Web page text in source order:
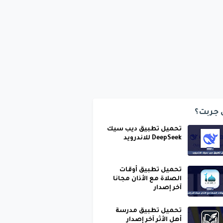
جربت؟
تحميل تطبيق ديب سيك
DeepSeek للاندرويد
تحميل تطبيق أوقات
الصلاة مع الأذان مجانا
آخر إصدار
تحميل تطبيق مدرسة
أهل الأثر آخر إصدار